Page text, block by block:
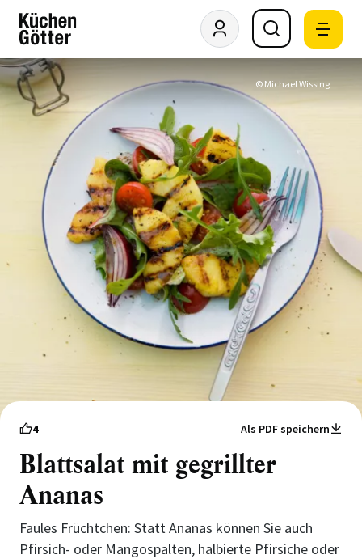
© Michael Wissing
4 Als PDF speichern
Blattsalat mit gegrillter
Ananas
Faules Früchtchen: Statt Ananas können Sie auch
Pfirsich- oder Mangospalten, halbierte Pfirsiche oder